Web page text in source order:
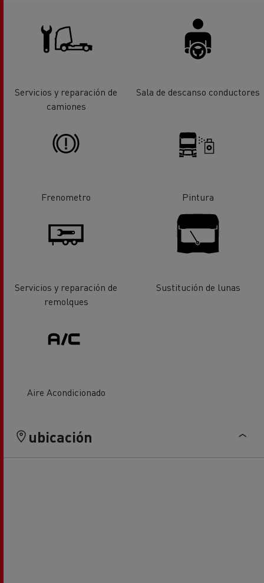
Servicios y reparación de
camiones
Sala de descanso conductores
Frenometro Pintura
Servicios y reparación de
remolques
Sustitución de lunas
Aire Acondicionado
ubicación